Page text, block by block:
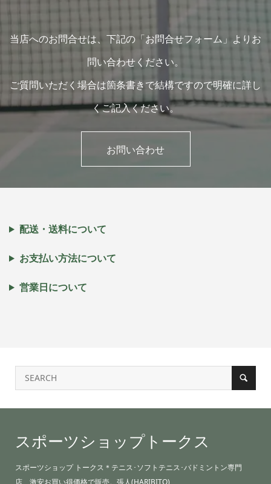
当店へのお問合せは、下記の「お問合せフォーム」よりお
問い合わせください。
ご質問いただく場合は箇条書きで結構ですので明確に詳し
くご記入ください。
お問い合わせ
配送・送料について
お支払い方法について
営業日について
スポーツショップトークス
スポーツショップ トークス＊テニス･ソフトテニス･バドミントン専門
店、激安お買い得価格で販売。張人(HARIBITO)